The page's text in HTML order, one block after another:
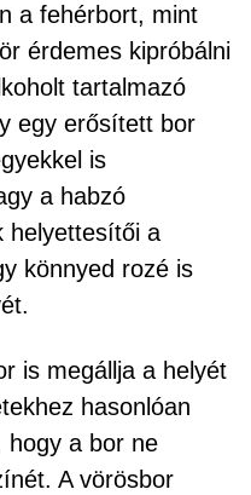
a fehérbort, mint
érdemes kipróbálni
tartalmazó
egy erősített bor
is
a habzó
helyettesítői a
könnyed rozé is
is megállja a helyét
hasonlóan
hogy a bor ne
A vörösbor